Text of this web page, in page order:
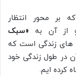
بر محور انتظار
از آن به «سبک
های زندگی است که
در طول زندگی خود
کرده ‌ایم.